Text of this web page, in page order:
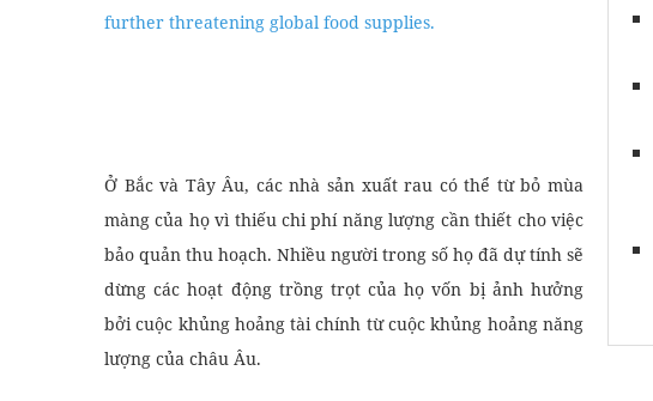
further threatening global food supplies.
Ở Bắc và Tây Âu, các nhà sản xuất rau có thể từ bỏ mùa
màng của họ vì thiếu chi phí năng lượng cần thiết cho việc
bảo quản thu hoạch. Nhiều người trong số họ đã dự tính sẽ
dừng các hoạt động trồng trọt của họ vốn bị ảnh hưởng
bởi cuộc khủng hoảng tài chính từ cuộc khủng hoảng năng
lượng của châu Âu.